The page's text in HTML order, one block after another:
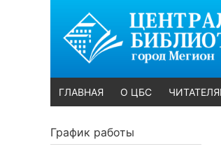
ГЛАВНАЯ О ЦБС
График работы